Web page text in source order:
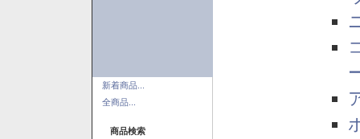
新着商品...
全商品...
商品検索